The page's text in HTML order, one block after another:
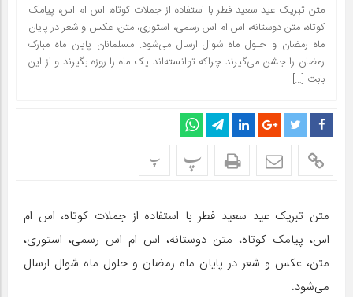
متن تبریک عید سعید فطر با استفاده از جملات کوتاه، اس ام اس، پیامک
کوتاه، متن دوستانه، اس ام اس رسمی، استوری، متن، عکس و شعر در پایان
ماه رمضان و حلول ماه شوال ارسال می‌شود. مسلمانان پایان ماه مبارک
رمضان را جشن می‌گیرند چراکه توانسته‌اند یک ماه را روزه بگیرند و از این
بابت […]
پ پ
متن تبریک عید سعید فطر با استفاده از جملات کوتاه، اس ام
اس، پیامک کوتاه، متن دوستانه، اس ام اس رسمی، استوری،
متن، عکس و شعر در پایان ماه رمضان و حلول ماه شوال ارسال
می‌شود.